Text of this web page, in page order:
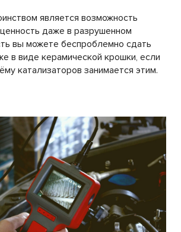
является возможность
даже в разрушенном
вы можете беспроблемно сдать
в виде керамической крошки, если
катализаторов занимается этим.